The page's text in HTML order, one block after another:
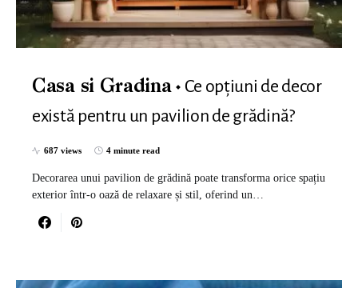
Casa si Gradina
Ce opțiuni de decor
există pentru un pavilion de grădină?
687 views 4 minute read
Decorarea unui pavilion de grădină poate transforma orice spațiu
exterior într-o oază de relaxare și stil, oferind un…